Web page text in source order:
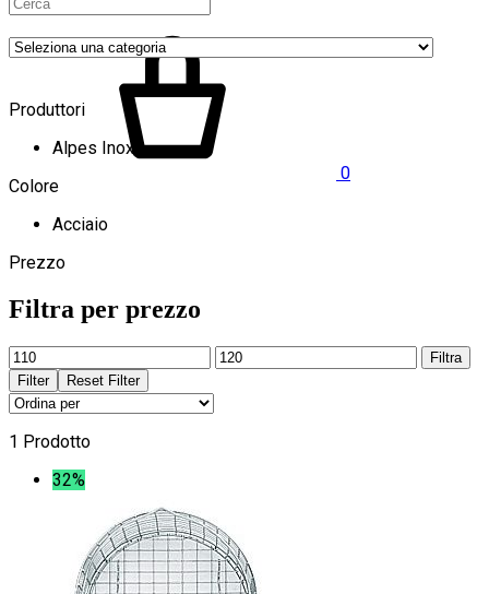
0
Produttori
Alpes Inox
Colore
Acciaio
Prezzo
Filtra per prezzo
Prezzo
Min
Prezzo
Filtra
Filter
Reset Filter
1 Prodotto
32%